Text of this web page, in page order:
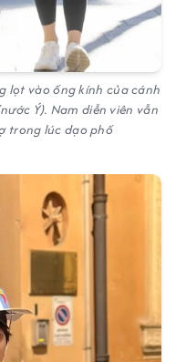
lọt vào ống kính của cánh
Ý). Nam diễn viên vẫn
trong lúc dạo phố